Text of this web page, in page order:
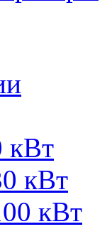
кВт
кВт
кВт